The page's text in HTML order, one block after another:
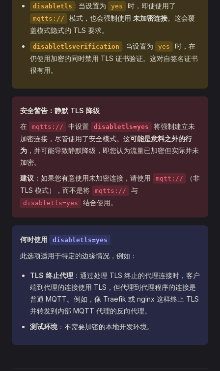
disabletls : 当设置为 yes 时，即使使用了
mqtts:// 模式，也会强制使用 未加密连接。这会覆
盖模式隐式的 TLS 要求。
disabletlsverification : 当设置为 yes
时，在
仍使用加密的同时禁用 TLS 证书验证。这对自签名证书
很有用。
安全警告：静默 TLS 降级
在
mqtts:// 中设置 disabletls=yes
将强制建立未
加密连接，尽管使用了安全模式。这可能是意料之外的行
为 ，并可能导致静默降级，即您认为流量已加密但实际并未
加密。
建议 ：如果您有意使用未加密连接，请使用 mqtt://
（非
TLS 模式），而不是将
mqtts:// 与
disabletls=yes 结合使用。
何时使用 disabletls=yes
此选项适用于特定的边缘情况，例如：
TLS 终止代理 ：通过处理 TLS 终止的代理连接时，客户
端到代理的连接使用 TLS，但代理到代理程序的连接是
普通 MQTT。例如，像 Traefik 或 nginx 这样终止 TLS
并转发到内部 MQTT 代理的反向代理。
测试环境 ：不需要加密的本地开发环境。